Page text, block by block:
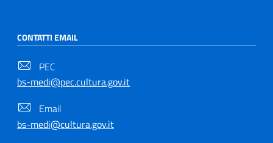
CONTATTI EMAIL
PEC
bs-medi@pec.cultura.gov.it
Email
bs-medi@cultura.gov.it